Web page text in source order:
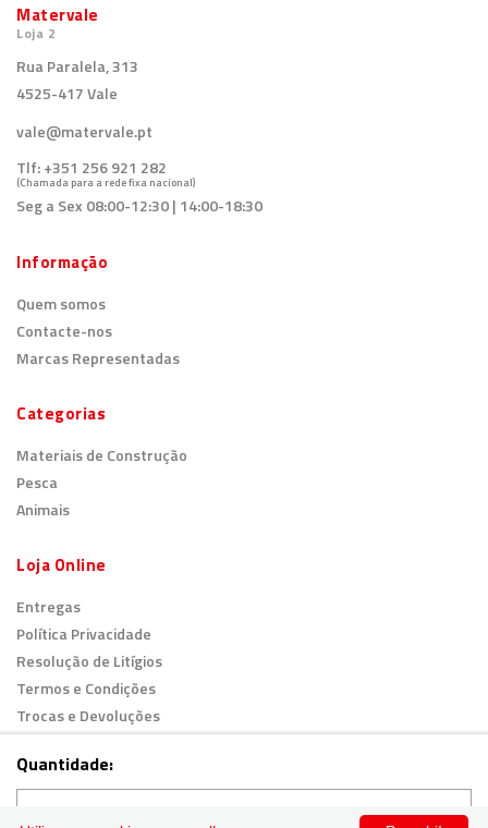
Quantidade:
Matervale
Loja 2
Rua Paralela, 313
4525-417 Vale
vale@matervale.pt
Tlf:+351 256 921 282
(Chamada para a rede fixa nacional)
Seg a Sex 08:00-12:30 | 14:00-18:30
Informação
Quem somos
Contacte-nos
Marcas Representadas
Categorias
Materiais de Construção
Pesca
Animais
Loja Online
Entregas
Política Privacidade
Resolução de Litígios
Termos e Condições
Trocas e Devoluções
Livro de Reclamações
© 2026